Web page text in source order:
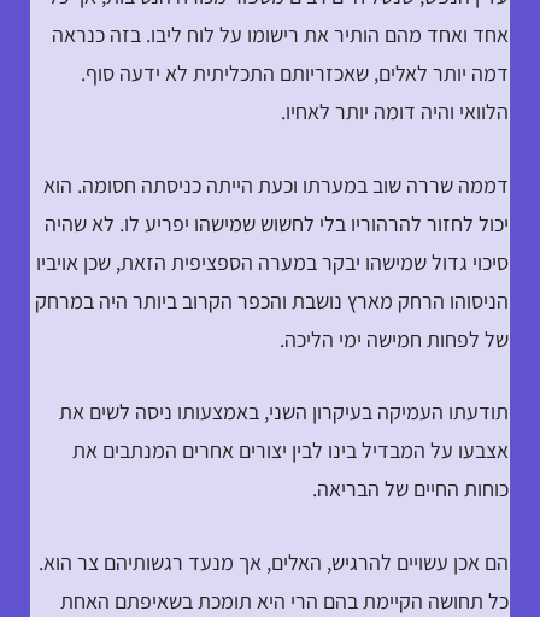
אחד ואחד מהם הותיר את רישומו על לוח ליבו. בזה כנראה
דמה יותר לאלים, שאכזריותם התכליתית לא ידעה סוף.
הלוואי והיה דומה יותר לאחיו.
דממה שררה שוב במערתו וכעת הייתה כניסתה חסומה. הוא
יכול לחזור להרהוריו בלי לחשוש שמישהו יפריע לו. לא שהיה
סיכוי גדול שמישהו יבקר במערה הספציפית הזאת, שכן אויביו
הניסוהו הרחק מארץ נושבת והכפר הקרוב ביותר היה במרחק
של לפחות חמישה ימי הליכה.
תודעתו העמיקה בעיקרון השני, באמצעותו ניסה לשים את
אצבעו על המבדיל בינו לבין יצורים אחרים המנתבים את
כוחות החיים של הבריאה.
הם אכן עשויים להרגיש, האלים, אך מנעד רגשותיהם צר הוא.
כל תחושה הקיימת בהם הרי היא תומכת בשאיפתם האחת